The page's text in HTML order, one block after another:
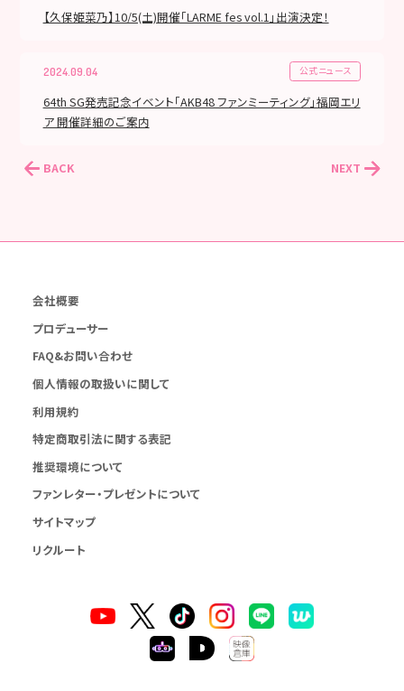
【久保姫菜乃】10/5(土)開催「LARME fes vol.1」出演決定！
2024.09.04 公式ニュース
64th SG発売記念イベント「AKB48 ファンミーティング」福岡エリ
ア 開催詳細のご案内
BACK NEXT
会社概要
プロデューサー
FAQ&お問い合わせ
個人情報の取扱いに関して
利用規約
特定商取引法に関する表記
推奨環境について
ファンレター・プレゼントについて
サイトマップ
リクルート